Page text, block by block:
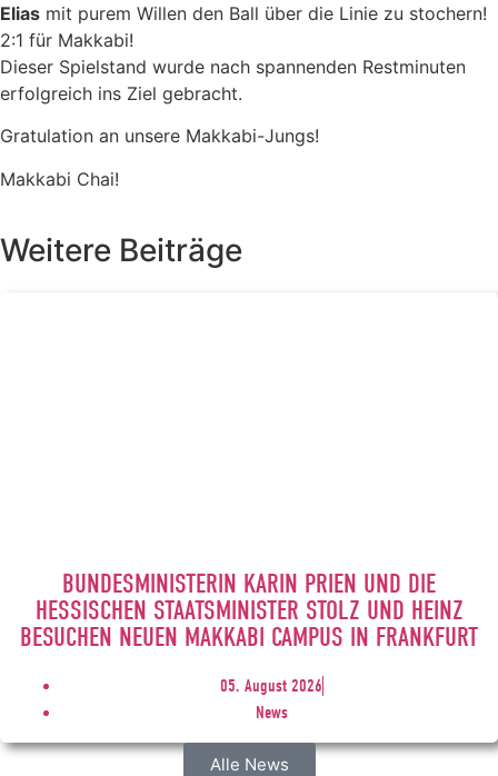
Elias mit purem Willen den Ball über die Linie zu stochern!
2:1 für Makkabi!
Dieser Spielstand wurde nach spannenden Restminuten
erfolgreich ins Ziel gebracht.
Gratulation an unsere Makkabi-Jungs!
Makkabi Chai!
Weitere Beiträge
BUNDESMINISTERIN KARIN PRIEN UND DIE
HESSISCHEN STAATSMINISTER STOLZ UND HEINZ
BESUCHEN NEUEN MAKKABI CAMPUS IN FRANKFURT
05. August 2026
News
Alle News